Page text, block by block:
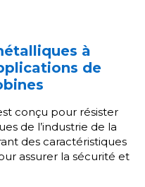
à
de
conçu pour résister
de l’industrie de la
des caractéristiques
assurer la sécurité et